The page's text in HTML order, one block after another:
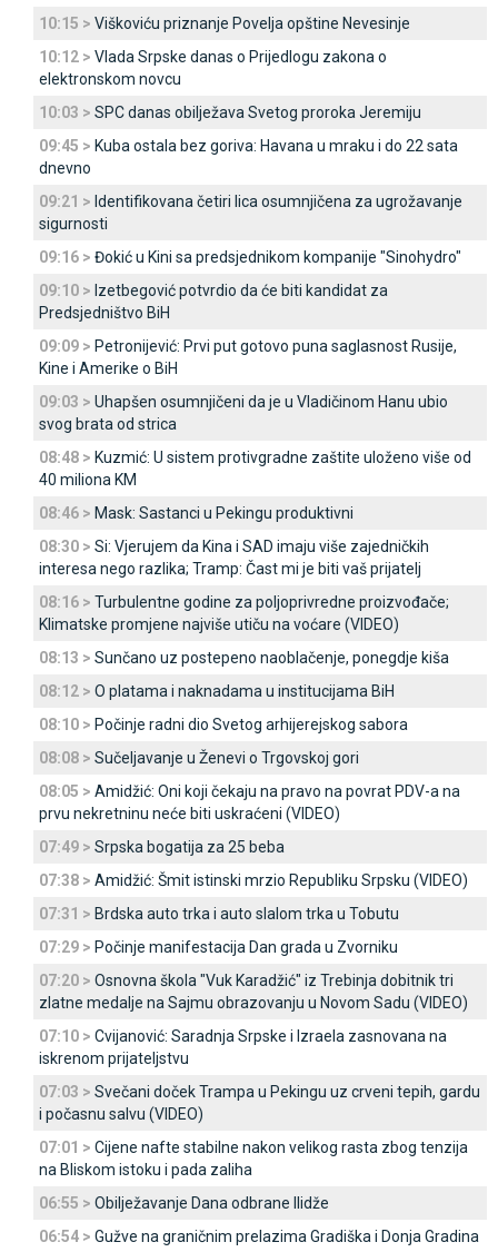
10:15 > Viškoviću priznanje Povelja opštine Nevesinje
10:12 > Vlada Srpske danas o Prijedlogu zakona o
elektronskom novcu
10:03 > SPC danas obilježava Svetog proroka Јeremiju
09:45 > Kuba ostala bez goriva: Havana u mraku i do 22 sata
dnevno
09:21 > Identifikovana četiri lica osumnjičena za ugrožavanje
sigurnosti
09:16 > Đokić u Kini sa predsjednikom kompanije "Sinohydro"
09:10 > Izetbegović potvrdio da će biti kandidat za
Predsjedništvo BiH
09:09 > Petronijević: Prvi put gotovo puna saglasnost Rusije,
Kine i Amerike o BiH
09:03 > Uhapšen osumnjičeni da je u Vladičinom Hanu ubio
svog brata od strica
08:48 > Kuzmić: U sistem protivgradne zaštite uloženo više od
40 miliona KM
08:46 > Mask: Sastanci u Pekingu produktivni
08:30 > Si: Vjerujem da Kina i SAD imaju više zajedničkih
interesa nego razlika; Tramp: Čast mi je biti vaš prijatelj
08:16 > Turbulentne godine za poljoprivredne proizvođače;
Klimatske promjene najviše utiču na voćare (VIDEO)
08:13 > Sunčano uz postepeno naoblačenje, ponegdje kiša
08:12 > O platama i naknadama u institucijama BiH
08:10 > Počinje radni dio Svetog arhijerejskog sabora
08:08 > Sučeljavanje u Ženevi o Trgovskoj gori
08:05 > Amidžić: Oni koji čekaju na pravo na povrat PDV-a na
prvu nekretninu neće biti uskraćeni (VIDEO)
07:49 > Srpska bogatija za 25 beba
07:38 > Amidžić: Šmit istinski mrzio Republiku Srpsku (VIDEO)
07:31 > Brdska auto trka i auto slalom trka u Tobutu
07:29 > Počinje manifestacija Dan grada u Zvorniku
07:20 > Osnovna škola "Vuk Karadžić" iz Trebinja dobitnik tri
zlatne medalje na Sajmu obrazovanju u Novom Sadu (VIDEO)
07:10 > Cvijanović: Saradnja Srpske i Izraela zasnovana na
iskrenom prijateljstvu
07:03 > Svečani doček Trampa u Pekingu uz crveni tepih, gardu
i počasnu salvu (VIDEO)
07:01 > Cijene nafte stabilne nakon velikog rasta zbog tenzija
na Bliskom istoku i pada zaliha
06:55 > Obilježavanje Dana odbrane Ilidže
06:54 > Gužve na graničnim prelazima Gradiška i Donja Gradina